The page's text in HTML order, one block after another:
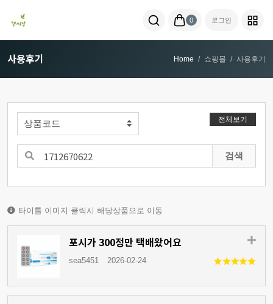
0 로그인
사용후기 Home 쇼핑몰 사용후기
전체보기
검색
타이틀 이미지 클릭시 해당상품으로 이동
포시가 300정만 택배왔어요
sea5451 2026-02-24